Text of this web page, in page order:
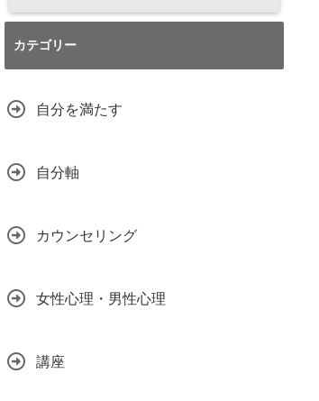
カテゴリー
自分を満たす
自分軸
カウンセリング
女性心理・男性心理
講座